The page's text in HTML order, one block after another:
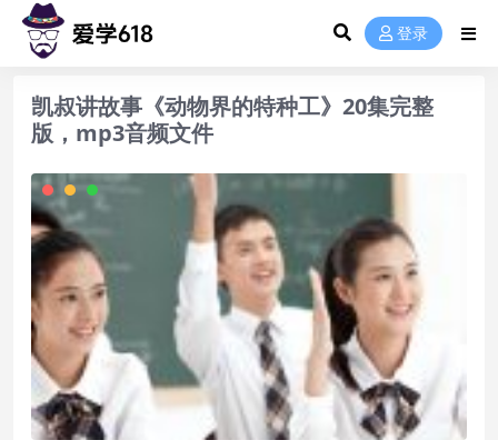
登录
凯叔讲故事《动物界的特种工》20集完整
版，mp3音频文件